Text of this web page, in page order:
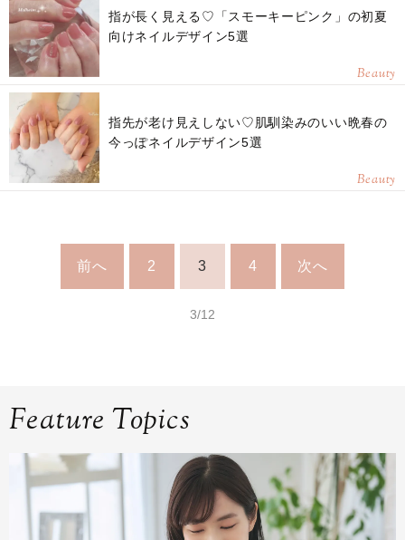
指が長く見える♡「スモーキーピンク」の初夏
向けネイルデザイン5選
Beauty
指先が老け見えしない♡肌馴染みのいい晩春の
今っぽネイルデザイン5選
Beauty
前へ 2 3 4 次へ
3/12
Feature Topics